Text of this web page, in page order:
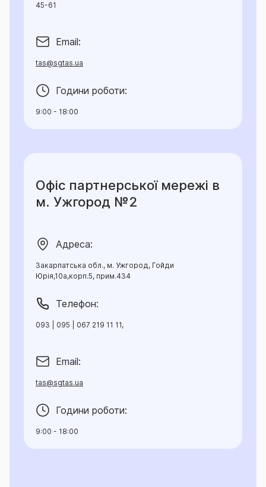
45-61
Email:
tas@sgtas.ua
Години роботи:
9:00 - 18:00
Офіс партнерської мережі в
м. Ужгород №2
Адреса:
Закарпатська обл., м. Ужгород, Гойди
Юрія,10а,корп.5, прим.434
Телефон:
093 | 095 | 067 219 11 11,
Email:
tas@sgtas.ua
Години роботи:
9:00 - 18:00